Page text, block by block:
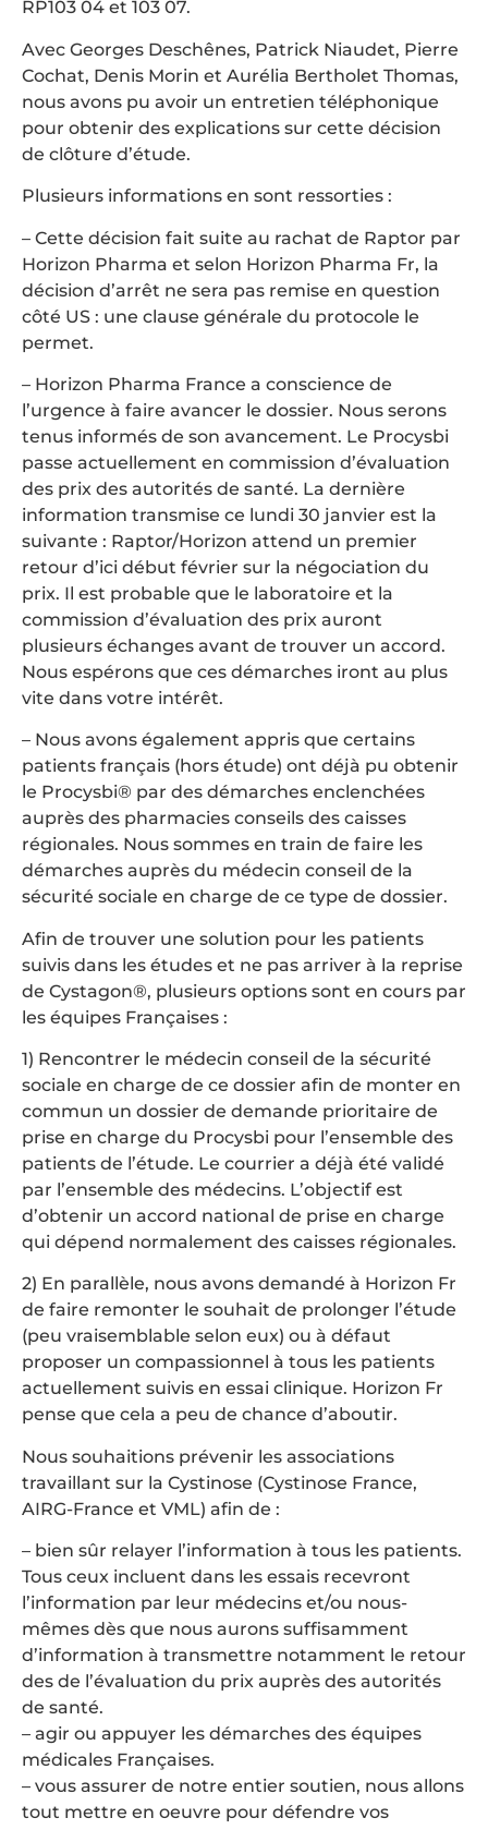
RP103 04 et 103 07.
Avec Georges Deschênes, Patrick Niaudet, Pierre
Cochat, Denis Morin et Aurélia Bertholet Thomas,
nous avons pu avoir un entretien téléphonique
pour obtenir des explications sur cette décision
de clôture d’étude.
Plusieurs informations en sont ressorties :
– Cette décision fait suite au rachat de Raptor par
Horizon Pharma et selon Horizon Pharma Fr, la
décision d’arrêt ne sera pas remise en question
côté US : une clause générale du protocole le
permet.
– Horizon Pharma France a conscience de
l’urgence à faire avancer le dossier. Nous serons
tenus informés de son avancement. Le Procysbi
passe actuellement en commission d’évaluation
des prix des autorités de santé. La dernière
information transmise ce lundi 30 janvier est la
suivante : Raptor/Horizon attend un premier
retour d’ici début février sur la négociation du
prix. Il est probable que le laboratoire et la
commission d’évaluation des prix auront
plusieurs échanges avant de trouver un accord.
Nous espérons que ces démarches iront au plus
vite dans votre intérêt.
– Nous avons également appris que certains
patients français (hors étude) ont déjà pu obtenir
le Procysbi® par des démarches enclenchées
auprès des pharmacies conseils des caisses
régionales. Nous sommes en train de faire les
démarches auprès du médecin conseil de la
sécurité sociale en charge de ce type de dossier.
Afin de trouver une solution pour les patients
suivis dans les études et ne pas arriver à la reprise
de Cystagon®, plusieurs options sont en cours par
les équipes Françaises :
1) Rencontrer le médecin conseil de la sécurité
sociale en charge de ce dossier afin de monter en
commun un dossier de demande prioritaire de
prise en charge du Procysbi pour l’ensemble des
patients de l’étude. Le courrier a déjà été validé
par l’ensemble des médecins. L’objectif est
d’obtenir un accord national de prise en charge
qui dépend normalement des caisses régionales.
2) En parallèle, nous avons demandé à Horizon Fr
de faire remonter le souhait de prolonger l’étude
(peu vraisemblable selon eux) ou à défaut
proposer un compassionnel à tous les patients
actuellement suivis en essai clinique. Horizon Fr
pense que cela a peu de chance d’aboutir.
Nous souhaitions prévenir les associations
travaillant sur la Cystinose (Cystinose France,
AIRG-France et VML) afin de :
– bien sûr relayer l’information à tous les patients.
Tous ceux incluent dans les essais recevront
l’information par leur médecins et/ou nous-
mêmes dès que nous aurons suffisamment
d’information à transmettre notamment le retour
des de l’évaluation du prix auprès des autorités
de santé.
– agir ou appuyer les démarches des équipes
médicales Françaises.
– vous assurer de notre entier soutien, nous allons
tout mettre en oeuvre pour défendre vos